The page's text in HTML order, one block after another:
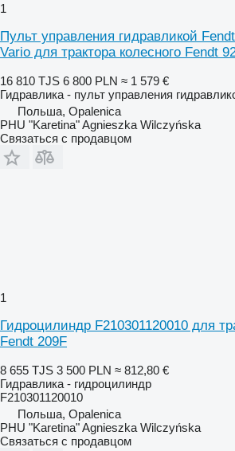
1
Пульт управления гидравликой
Vario для трактора колесного Fendt
16 810 TJS 6 800 PLN ≈ 1 579 €
Гидравлика - пульт управления
Польша, Opalenica
PHU "Karetina" Agnieszka Wilczyńska
Связаться с продавцом
1
Гидроцилиндр F210301120010 для
Fendt 209F
8 655 TJS 3 500 PLN ≈ 812,80 €
Гидравлика - гидроцилиндр
F210301120010
Польша, Opalenica
PHU "Karetina" Agnieszka Wilczyńska
Связаться с продавцом